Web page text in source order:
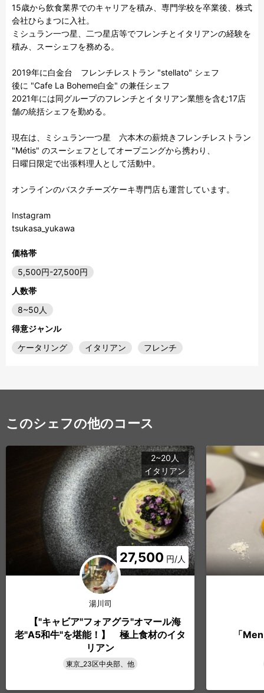
15歳から飲食業界でのキャリアを積み、専門学校を卒業後、株式
会社ひらまつに入社。
ミシュラン一つ星、二つ星店等でフレンチとイタリアンの経験を
積み、スーシェフを務める。
2019年に白金台　フレンチレストラン "stellato" シェフ
後に "Cafe La Boheme白金" の兼任シェフ
2021年には同グループのフレンチとイタリアン業態を含む17店
舗の統括シェフを勤める。
現在は、ミシュラン一つ星　六本木の薪焼きフレンチレストラン
"Métis" のスーシェフとしてオープニングから携わり、
日曜日限定で出張料理人として活動中。
オンラインのバスクチーズケーキ専門店も運営しています。
Instagram
価格帯
5,500円-27,500円
人数帯
8~50人
得意ジャンル
ケータリング
イタリアン フレンチ
このシェフの他のコース
27,500 円/人
2~20人
イタリアン
湯川司
【"キャビア"フォアグラ"オマール海
老"A5和牛"を堪能！】 極上食材のイタ
リアン
東京_23区中央部、他
「